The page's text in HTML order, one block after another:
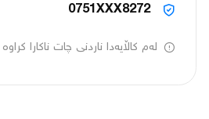
0751XXX8272
لەم کاڵایەدا ناردنی چات ناکارا کراوە